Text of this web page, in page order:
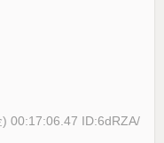
00:17:06.47 ID:6dRZA/